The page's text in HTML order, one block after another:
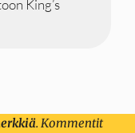
King’s
. Kommentit